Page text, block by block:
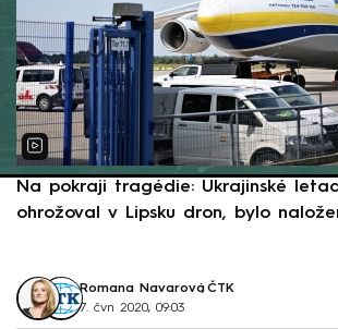
Na pokraji tragédie: Ukrajinské
ohrožoval v Lipsku dron, bylo
Romana Navarová, ČTK
7. čvn 2020, 09:03